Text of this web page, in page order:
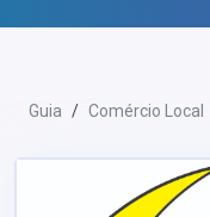
Guia Comércio Local